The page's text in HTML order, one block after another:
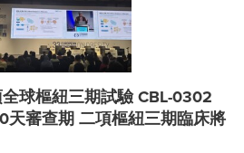
球樞紐三期試驗 CBL-0302
天審查期 二項樞紐三期臨床將